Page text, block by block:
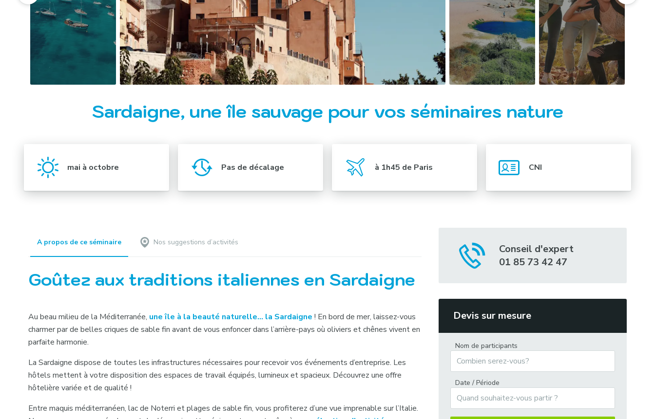
Sardaigne, une île sauvage pour vos séminaires nature
mai à octobre Pas de décalage à 1h45 de Paris CNI
A propos de ce séminaire Nos suggestions d’activités
Goûtez aux traditions italiennes en Sardaigne
Au beau milieu de la Méditerranée, une île à la beauté naturelle… la Sardaigne ! En bord de mer, laissez-vous
charmer par de belles criques de sable fin avant de vous enfoncer dans l’arrière-pays où oliviers et chênes vivent en
parfaite harmonie.
La Sardaigne dispose de toutes les infrastructures nécessaires pour recevoir vos événements d’entreprise. Les
hôtels mettent à votre disposition des espaces de travail équipés, lumineux et spacieux. Découvrez une offre
hôtelière variée et de qualité !
Entre maquis méditerranéen, lac de Noterri et plages de sable fin, vous profiterez d’une vue imprenable sur l’Italie.
Conseil d'expert
01 85 73 42 47
Devis sur mesure
Nom de participants
Date / Période